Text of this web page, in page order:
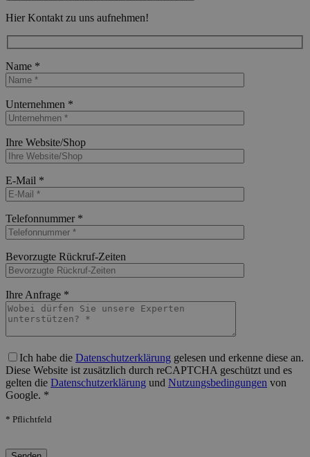
Hier Kontakt zu uns aufnehmen!
Name *
Unternehmen *
Ihre Website/Shop
E-Mail *
Telefonnummer *
Bevorzugte Rückruf-Zeiten
Ihre Anfrage *
Ich habe die Datenschutzerklärung gelesen und erkenne diese an.
Diese Website ist zusätzlich durch reCAPTCHA geschützt und es
gelten die Datenschutzerklärung und Nutzungsbedingungen von
Google. *
* Pflichtfeld